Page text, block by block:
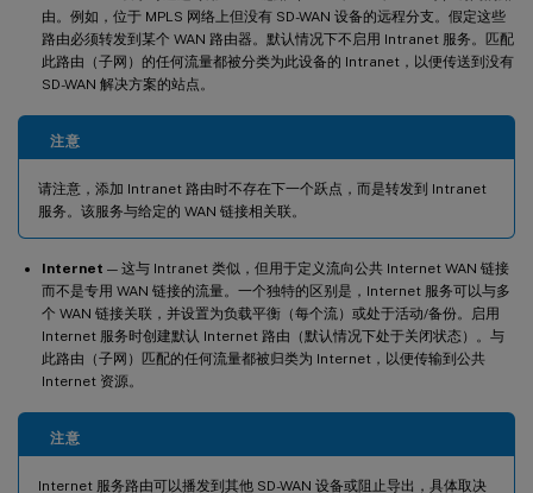
由。例如，位于 MPLS 网络上但没有 SD-WAN 设备的远程分支。假定这些
路由必须转发到某个 WAN 路由器。默认情况下不启用 Intranet 服务。匹配
此路由（子网）的任何流量都被分类为此设备的 Intranet，以便传送到没有
SD-WAN 解决方案的站点。
注意
请注意，添加 Intranet 路由时不存在下一个跃点，而是转发到 Intranet
服务。该服务与给定的 WAN 链接相关联。
Internet — 这与 Intranet 类似，但用于定义流向公共 Internet WAN 链接
而不是专用 WAN 链接的流量。一个独特的区别是，Internet 服务可以与多
个 WAN 链接关联，并设置为负载平衡（每个流）或处于活动/备份。启用
Internet 服务时创建默认 Internet 路由（默认情况下处于关闭状态）。与
此路由（子网）匹配的任何流量都被归类为 Internet，以便传输到公共
Internet 资源。
注意
Internet 服务路由可以播发到其他 SD-WAN 设备或阻止导出，具体取决